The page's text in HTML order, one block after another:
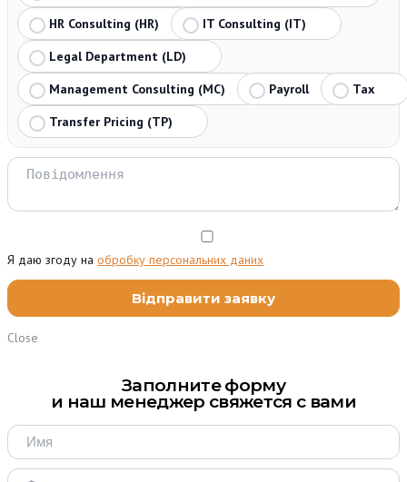
HR Consulting (HR)
IT Consulting (IT)
Legal Department (LD)
Management Consulting (MC)
Payroll
Tax
Transfer Pricing (TP)
Я даю згоду на обробку персональних даних
Close
Заполните форму
и наш менеджер свяжется с вами